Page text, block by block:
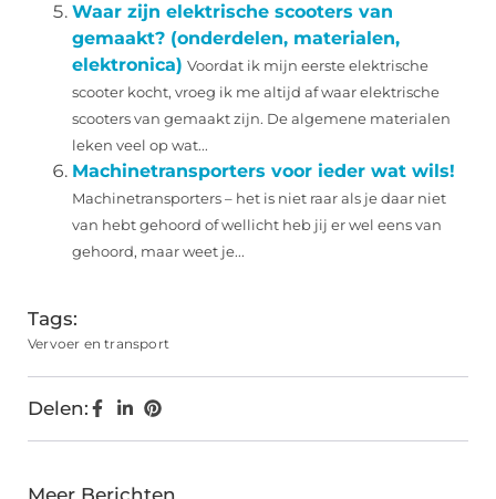
Waar zijn elektrische scooters van
gemaakt? (onderdelen, materialen,
elektronica) Voordat ik mijn eerste elektrische
scooter kocht, vroeg ik me altijd af waar elektrische
scooters van gemaakt zijn. De algemene materialen
leken veel op wat...
Machinetransporters voor ieder wat wils!
Machinetransporters – het is niet raar als je daar niet
van hebt gehoord of wellicht heb jij er wel eens van
gehoord, maar weet je...
Tags:
Vervoer en transport
Delen: